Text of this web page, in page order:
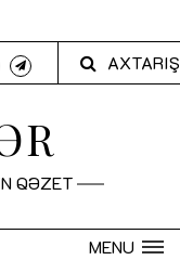
AXTARIŞ
QƏZET
MENU